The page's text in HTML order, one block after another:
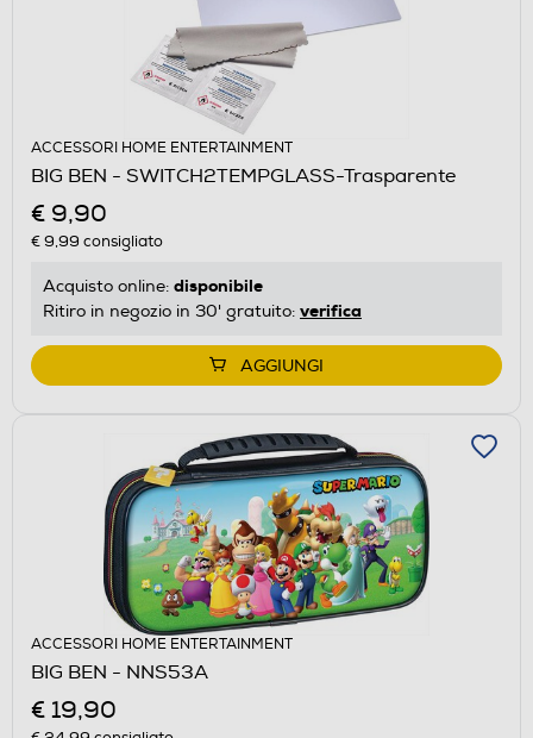
ACCESSORI HOME ENTERTAINMENT
BIG BEN - SWITCH2TEMPGLASS-Trasparente
€ 9,90
€ 9,99 consigliato
Acquisto online: disponibile
Ritiro in negozio in 30' gratuito: verifica
AGGIUNGI
ACCESSORI HOME ENTERTAINMENT
BIG BEN - NNS53A
€ 19,90